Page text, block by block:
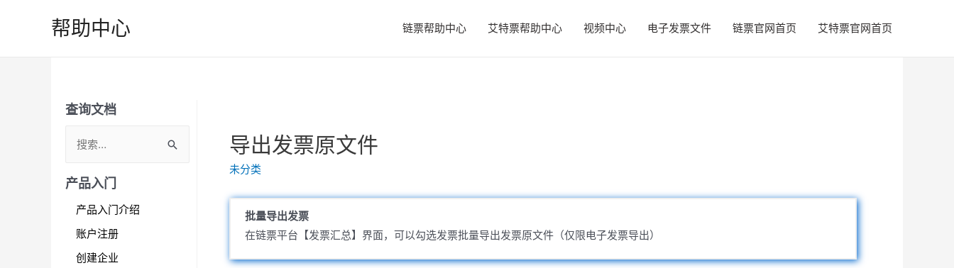
帮助中心 链票帮助中心 艾特票帮助中心 视频中心 电子发票文件 链票官网首页 艾特票官网首页
查询文档
a
产品入门
产品入门介绍
账户注册
创建企业
导出发票原文件
未分类
批量导出发票
在链票平台【发票汇总】界面，可以勾选发票批量导出发票原文件（仅限电子发票导出）